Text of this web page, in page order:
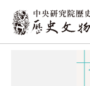
:::
:::